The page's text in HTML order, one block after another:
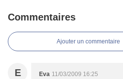
Commentaires
Ajouter un commentaire
E Eva 11/03/2009 16:25